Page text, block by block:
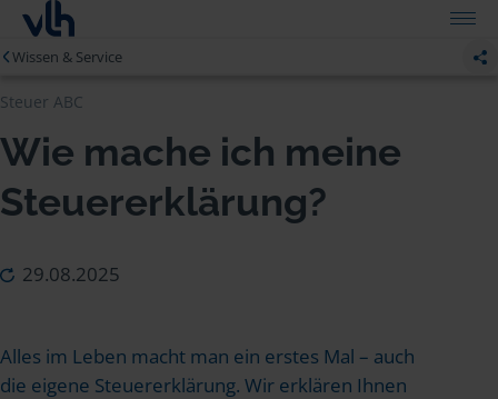
Wissen & Service
Steuer ABC
Wie mache ich meine
Steuererklärung?
29.08.2025
Alles im Leben macht man ein erstes Mal – auch
die eigene Steuererklärung. Wir erklären Ihnen